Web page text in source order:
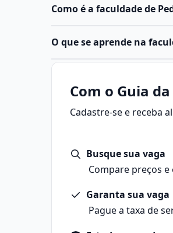
Como é a faculdade de
O curso de Pedagogiaé
para atuar na educação
O que se aprende na
aprendizagem, a
O termo vem do grego
Principais áreas da
Docência: atuação direta
Gestão escolar:
educacional.
Com o Guia
Cadastre-se e receba
Busque sua vaga
Compare preços e
Garanta sua vaga
Pague a taxa de